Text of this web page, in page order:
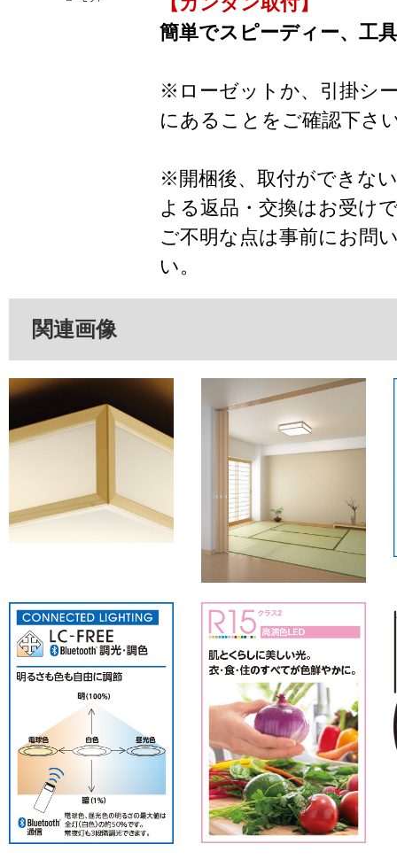
簡単でスピーディー、工
※ローゼットか、引掛シ
にあることをご確認下さ
※開梱後、取付ができな
よる返品・交換はお受け
ご不明な点は事前にお問
い。
関連画像